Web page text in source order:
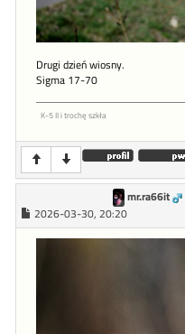
Drugi dzień wiosny.
Sigma 17-70
K-5 II i trochę szkła
mr.ra66it
2026-03-30, 20:20